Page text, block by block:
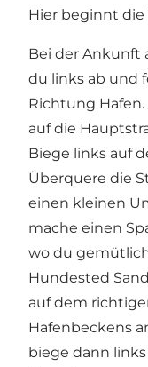
Hier beginnt die
Bei der Ankunft
du links ab und
Richtung
auf die
Biege links auf
Überquere die
einen kleinen
mache einen
wo du
Hundested
auf dem
Hafenbeckens
biege dann